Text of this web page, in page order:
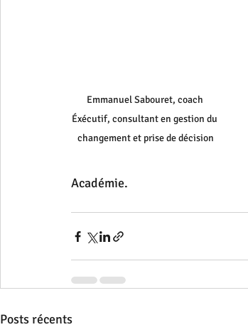
Emmanuel Sabouret, coach
Éxécutif, consultant en gestion du
changement et prise de décision
Académie.
Posts récents